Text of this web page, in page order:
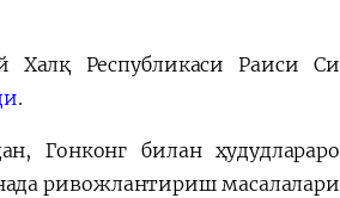
Халқ Республикаси Раиси Си
.
Гонконг билан ҳудудлараро
ривожлантириш масалалари